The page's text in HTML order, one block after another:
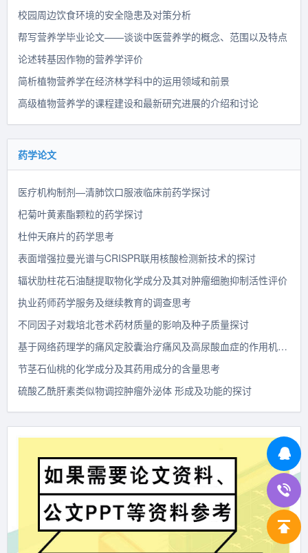
校园周边饮食环境的安全隐患及对策分析
帮写营养学毕业论文——谈谈中医营养学的概念、范围以及特点
论述转基因作物的营养学评价
简析植物营养学在经济林学科中的运用领域和前景
高级植物营养学的课程建设和最新研究进展的介绍和讨论
药学论文
医疗机构制剂—清肺饮口服液临床前药学探讨
杞菊叶黄素酯颗粒的药学探讨
杜仲天麻片的药学思考
表面增强拉曼光谱与CRISPR联用核酸检测新技术的探讨
辐状肋柱花石油醚提取物化学成分及其对肿瘤细胞抑制活性评价
执业药师药学服务及继续教育的调查思考
不同因子对栽培北苍术药材质量的影响及种子质量探讨
基于网络药理学的痛风定胶囊治疗痛风及高尿酸血症的作用机制探讨
节茎石仙桃的化学成分及其药用成分的含量思考
硫酸乙酰肝素类似物调控肿瘤外泌体 形成及功能的探讨